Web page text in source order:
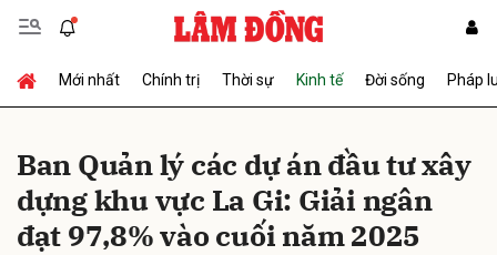
Mới nhất Chính trị Thời sự Kinh tế Đời sống Pháp
Ban Quản lý các dự án đầu tư xây
dựng khu vực La Gi: Giải ngân
đạt 97,8% vào cuối năm 2025
Gửi bình luận